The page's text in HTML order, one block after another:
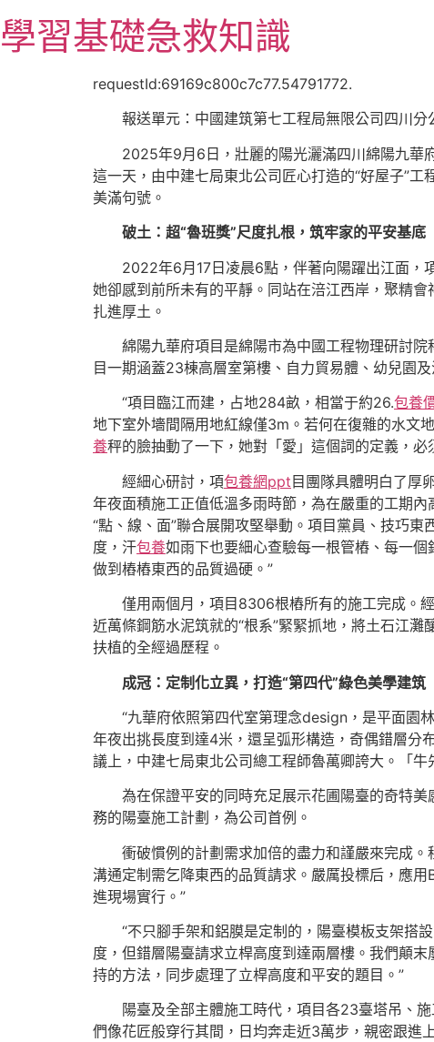
至
主
學習基礎急救知識
requestId:69169c800c7c77.54791772.
報送單元：中國建筑第七工程局無限公司四川分
2025年9月6日，壯麗的陽光灑滿四川綿陽九華
這一天，由中建七局東北公司匠心打造的“好屋子”
美滿句號。
破土：超“魯班獎”尺度扎根，筑牢家的平安基底
2022年6月17日凌晨6點，伴著向陽躍出江面，
她卻感到前所未有的平靜。同站在涪江西岸，聚精
扎進厚土。
綿陽九華府項目是綿陽市為中國工程物理研討
目一期涵蓋23棟高層室第樓、自力貿易體、幼兒園
“項目臨江而建，占地284畝，相當于約26.包養
地下室外墻間隔用地紅線僅3m。若何在復雜的水文
養秤的臉抽動了一下，她對「愛」這個詞的定義，必
經細心研討，項包養網ppt目團隊具體明白了厚
年夜面積施工正值低溫多雨時節，為在嚴重的工期內
“點、線、面”聯合展開攻堅舉動。項目黨員、技巧東
度，汗包養如雨下也要細心查驗每一根管樁、每一
做到樁樁東西的品質過硬。”
僅用兩個月，項目8306根樁所有的施工完成。
近萬條鋼筋水泥筑就的“根系”緊緊抓地，將土石江
扶植的全經過歷程。
成冠：定制化立異，打造“第四代”綠色美學建筑
“九華府依照第四代室第理念design，是平面園
年夜出挑長度到達4米，還呈弧形構造，奇偶錯層分
議上，中建七局東北公司總工程師魯萬卿誇大。「
為在保證平安的同時充足展示花圃陽臺的奇特
務的陽臺施工計劃，為公司首例。
衝破慣例的計劃需求加倍的盡力和謹嚴來完成
溝通定制需乞降東西的品質請求。嚴厲投標后，應
進現場實行。”
“不只腳手架和鋁膜是定制的，陽臺模板支架搭
度，但錯層陽臺請求立桿高度到達兩層樓。我們顛
持的方法，同步處理了立桿高度和平安的題目。”
陽臺及全部主體施工時代，項目各23臺塔吊、
們像花匠般穿行其間，日均奔走近3萬步，親密跟進